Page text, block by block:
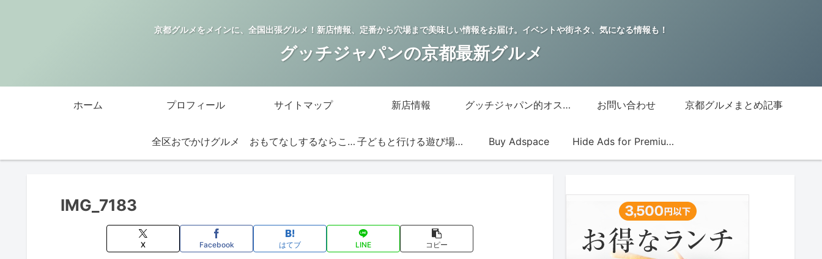
京都グルメをメインに、全国出張グルメ！新店情報、定番から穴場まで美味しい情報をお届け。イベントや街ネタ、気になる情報も！
グッチジャパンの京都最新グルメ
ホーム プロフィール サイトマップ 新店情報 グッチジャパン的オススメ店 お問い合わせ 京都グルメまとめ記事
全区おでかけグルメ おもてなしするならこの店 子どもと行ける遊び場・お店 Buy Adspace Hide Ads for Premium Members
IMG_7183
X Facebook はてブ LINE コピー